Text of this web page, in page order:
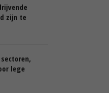
zijn te
lege